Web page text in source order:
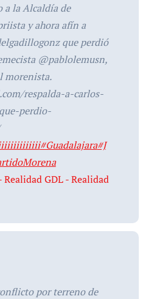
a la Alcaldía de
y ahora afín a
que perdió
@pablolemusn,
morenista.
respalda-a-carlos-
perdio-
#Guadalajara#J
GDL - Realidad
por terreno de